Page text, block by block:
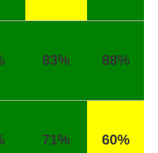
83% 88%
71% 60%
клева оказался
одной рыбы не поймал
проверяю прогноз
уловил большого
несмотря на